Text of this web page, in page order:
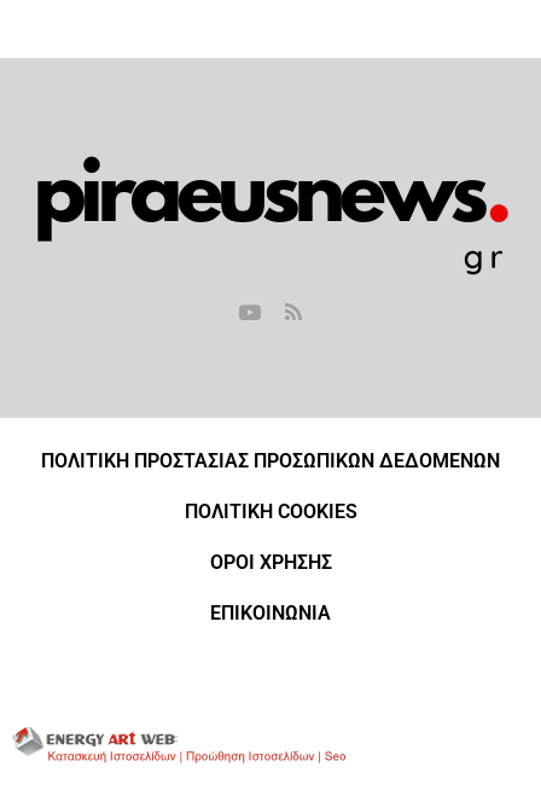
ΠΟΛΙΤΙΚΗ ΠΡΟΣΤΑΣΙΑΣ ΠΡΟΣΩΠΙΚΩΝ ΔΕΔΟΜΕΝΩΝ
ΠΟΛΙΤΙΚΗ COOKIES
ΟΡΟΙ ΧΡΗΣΗΣ
ΕΠΙΚΟΙΝΩΝΙΑ